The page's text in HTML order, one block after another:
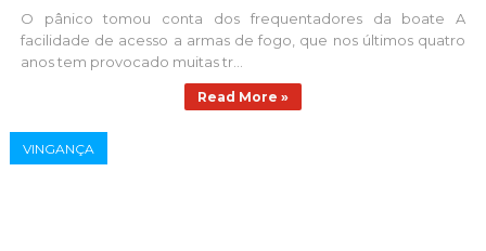
O pânico tomou conta dos frequentadores da boate A
facilidade de acesso a armas de fogo, que nos últimos quatro
anos tem provocado muitas tr...
Read More »
VINGANÇA